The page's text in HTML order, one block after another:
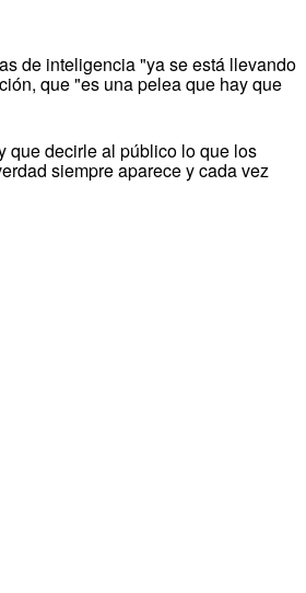
de inteligencia "ya se está llevando
que "es una pelea que hay que
que decirle al público lo que los
siempre aparece y cada vez